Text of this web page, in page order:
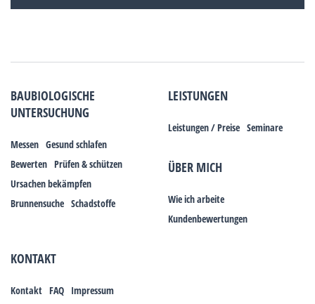
BAUBIOLOGISCHE
UNTERSUCHUNG
Messen Gesund schlafen
Bewerten Prüfen & schützen
Ursachen bekämpfen
Brunnensuche Schadstoffe
LEISTUNGEN
Leistungen / Preise Seminare
ÜBER MICH
Wie ich arbeite
Kundenbewertungen
KONTAKT
Kontakt FAQ Impressum